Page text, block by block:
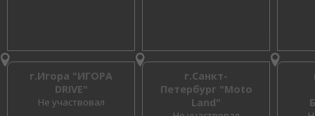
г.Игора "ИГОРА
DRIVE"
Не участвовал
г.Санкт-
Петербург "Moto
Land"